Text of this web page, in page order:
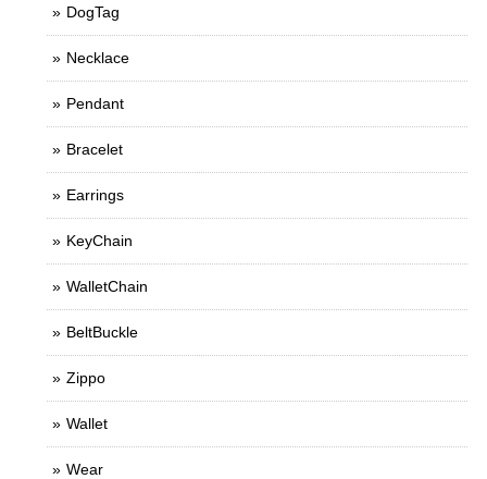
DogTag
Necklace
Pendant
Bracelet
Earrings
KeyChain
WalletChain
BeltBuckle
Zippo
Wallet
Wear